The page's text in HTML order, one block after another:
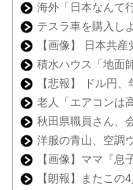
海外「日本なんて
テスラ車を購入し
【画像】 日本共
積水ハウス「地面
【悲報】 ドル円
老人「エアコンは
秋田県職員さん、
洋服の青山、空調
【画像】ママ『息
【朗報】またこの